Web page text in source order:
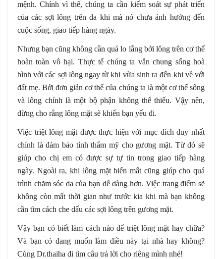
mệnh. Chính vì thế, chúng ta cần kiểm soát sự phát triển
của các sợi lông trên da khi mà nó chưa ảnh hưởng đến
cuộc sống, giao tiếp hàng ngày.
Nhưng bạn cũng không cần quá lo lắng bởi lông trên cơ thể
hoàn toàn vô hại. Thực tế chúng ta vẫn chung sống hoà
bình với các sợi lông ngay từ khi vừa sinh ra đến khi về với
đất mẹ. Bởi đơn giản cơ thể của chúng ta là một cơ thể sống
và lông chính là một bộ phận không thể thiếu. Vậy nên,
đừng cho rằng lông mặt sẽ khiến bạn yếu đi.
Việc triệt lông mặt được thực hiện với mục đích duy nhất
chính là đảm bảo tính thẩm mỹ cho gương mặt. Từ đó sẽ
giúp cho chị em có được sự tự tin trong giao tiếp hàng
ngày. Ngoài ra, khi lông mặt biến mất cũng giúp cho quá
trình chăm sóc da của bạn dễ dàng hơn. Việc trang điểm sẽ
không còn mất thời gian như trước kia khi mà bạn không
cần tìm cách che dấu các sợi lông trên gương mặt.
Vậy bạn có biết làm cách nào để triệt lông mặt hay chữa?
Và bạn có đang muốn làm điều này tại nhà hay không?
Cùng Dr.thaiha đi tìm câu trả lời cho riêng mình nhé!